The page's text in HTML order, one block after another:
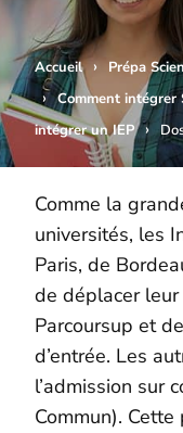
Accueil › Prépa
› Comment intégrer
intégrer un IEP ›
Comme la
universités, les
Paris, de
de déplacer leur
Parcoursup et
d’entrée. Les
l’admission sur
Commun).